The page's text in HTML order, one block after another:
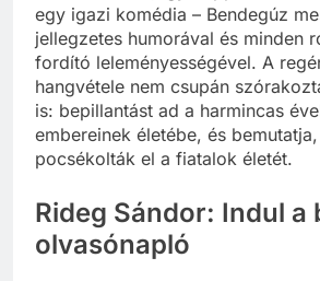
egy igazi komédia – Bendegúz
jellegzetes humorával és minden
fordító leleményességével. A
hangvétele nem csupán
is: bepillantást ad a harmincas
embereinek életébe, és
pocsékolták el a fiatalok életét.
Rideg Sándor: Indul a
olvasónapló